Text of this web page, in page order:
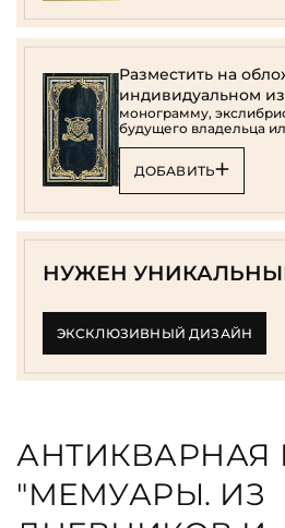
Разместить на
индивидуальном
монограмму,
будущего владельца
ДОБАВИТЬ
НУЖЕН
ЭКСКЛЮЗИВНЫЙ ДИЗАЙН
АНТИКВАРНАЯ
"МЕМУАРЫ. ИЗ